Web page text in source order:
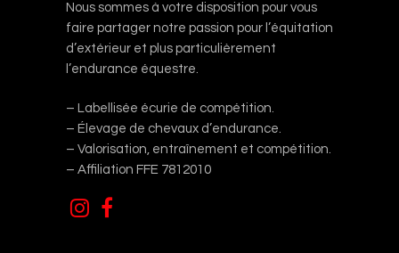
Nous sommes à votre disposition pour vous
faire partager notre passion pour l’équitation
d’extérieur et plus particulièrement
l’endurance équestre.
– Labellisée écurie de compétition.
– Élevage de chevaux d’endurance.
– Valorisation, entraînement et compétition.
– Affiliation FFE 7812010